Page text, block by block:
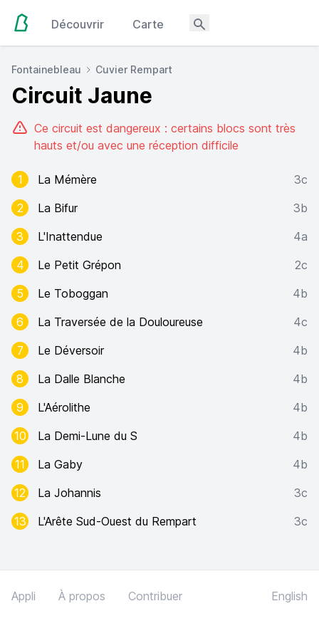
Découvrir Carte
Fontainebleau Cuvier Rempart
Circuit Jaune
Ce circuit est dangereux : certains blocs sont très
hauts et/ou avec une réception difficile
1 La Mémère
3c
2
La Bifur
3b
3
L'Inattendue
4a
4
Le Petit Grépon
2c
5
Le Toboggan
4b
6
La Traversée de la Douloureuse
4c
7
Le Déversoir
4b
8
La Dalle Blanche
4b
9
L'Aérolithe
4b
10
La Demi-Lune du S
4b
11
La Gaby
4b
12
La Johannis
3c
13
L'Arête Sud-Ouest du Rempart 3c
Appli À propos Contribuer English